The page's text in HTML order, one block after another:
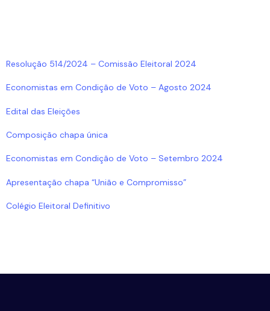
Resolução 514/2024 – Comissão Eleitoral 2024
Economistas em Condição de Voto – Agosto 2024
Edital das Eleições
Composição chapa única
Economistas em Condição de Voto – Setembro 2024
Apresentação chapa “União e Compromisso”
Colégio Eleitoral Definitivo